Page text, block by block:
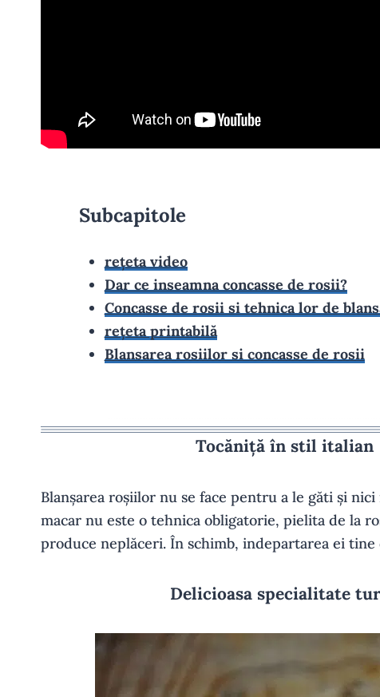
Subcapitole
rețeta video
Dar ce inseamna concasse de rosii?
Concasse de rosii si tehnica lor de
rețeta printabilă
Blansarea rosiilor si concasse de rosii
Tocăniță în stil italian
Blanșarea roșiilor nu se face pentru a le găti și
macar nu este o tehnica obligatorie, pielita de la
produce neplăceri. În schimb, indepartarea ei
Delicioasa specialitate